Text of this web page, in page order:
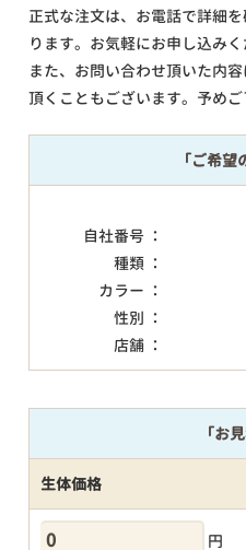
正式な注文は、お電話で詳細
ります。お気軽にお申し込みく
また、お問い合わせ頂いた内
頂くこともございます。予めご
「ご希望
自社番号 ：
種類 ：
カラー ：
性別 ：
店舗 ：
「お
生体価格
円